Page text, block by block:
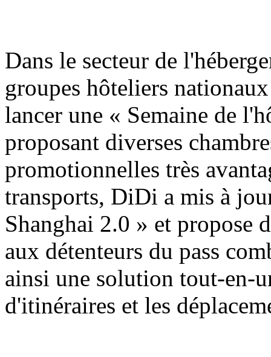
Dans le secteur de
groupes hôteliers
lancer une « Semaine de
proposant diverses
promotionnelles très
transports, DiDi a mis à
Shanghai 2.0 » et propose
aux détenteurs du pass
ainsi une solution tout-en-
d'itinéraires et les